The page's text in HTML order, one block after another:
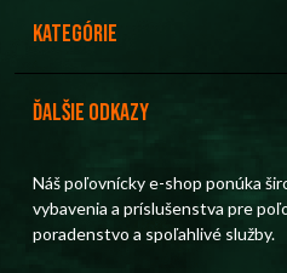
Kategórie
Ďalšie odkazy
Náš poľovnícky e-shop ponúka
vybavenia a príslušenstva pre
poradenstvo a spoľahlivé služby.